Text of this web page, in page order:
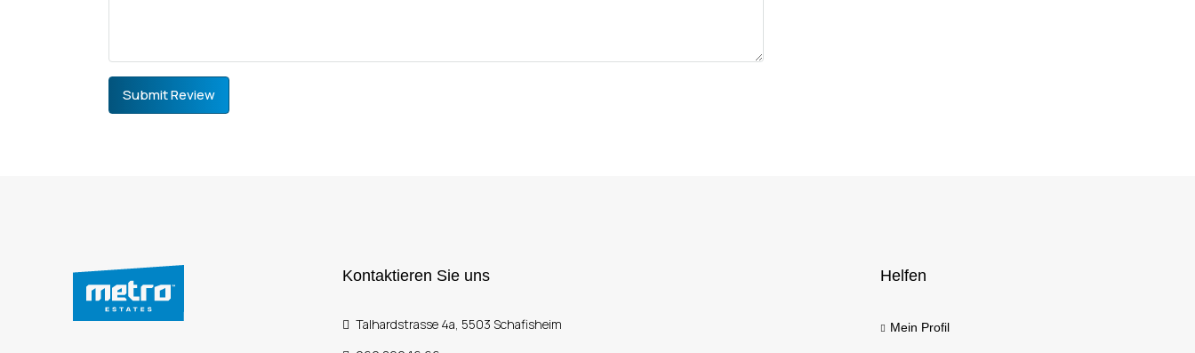
Submit Review
Kontaktieren Sie uns
Talhardstrasse 4a, 5503 Schafisheim
Helfen
Mein Profil